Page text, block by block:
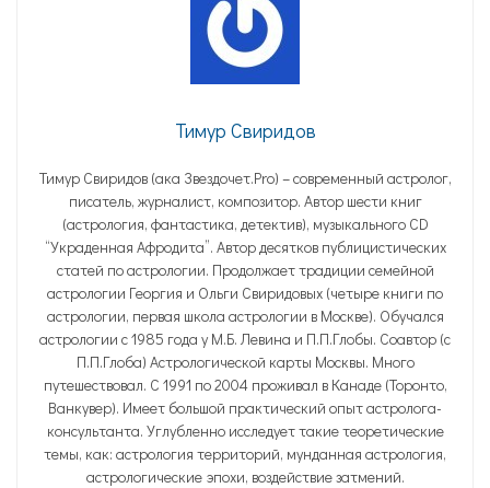
Тимур Свиридов
Тимур Свиридов (ака Звездочет.Pro) – современный астролог,
писатель, журналист, композитор. Автор шести книг
(астрология, фантастика, детектив), музыкального CD
“Украденная Афродита”. Автор десятков публицистических
статей по астрологии. Продолжает традиции семейной
астрологии Георгия и Ольги Свиридовых (четыре книги по
астрологии, первая школа астрологии в Москве). Обучался
астрологии с 1985 года у М.Б. Левина и П.П.Глобы. Соавтор (с
П.П.Глоба) Астрологической карты Москвы. Много
путешествовал. С 1991 по 2004 проживал в Канаде (Торонто,
Ванкувер). Имеет большой практический опыт астролога-
консультанта. Углубленно исследует такие теоретические
темы, как: астрология территорий, мунданная астрология,
астрологические эпохи, воздействие затмений.